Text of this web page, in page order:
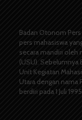
Badan Otonom Pers
pers mahasiswa
secara mandiri oleh
(USU). Sebelumnya
Unit Kegiatan
Utara dengan nama
berdiri pada 1 Juli 1995.